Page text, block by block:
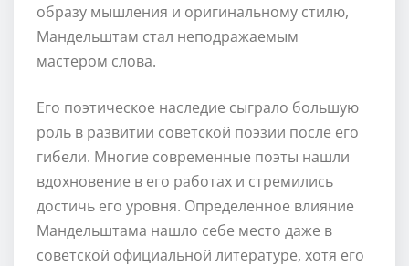
образу мышления и оригинальному стилю,
Мандельштам стал неподражаемым
мастером слова.
Его поэтическое наследие сыграло большую
роль в развитии советской поэзии после его
гибели. Многие современные поэты нашли
вдохновение в его работах и стремились
достичь его уровня. Определенное влияние
Мандельштама нашло себе место даже в
советской официальной литературе, хотя его